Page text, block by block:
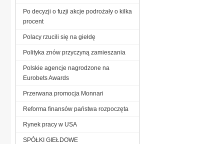
Po decyzji o fuzji akcje podrożały o kilka
procent
Polacy rzucili się na giełdę
Polityka znów przyczyną zamieszania
Polskie agencje nagrodzone na
Eurobets Awards
Przerwana promocja Monnari
Reforma finansów państwa rozpoczęta
Rynek pracy w USA
SPÓŁKI GIEŁDOWE